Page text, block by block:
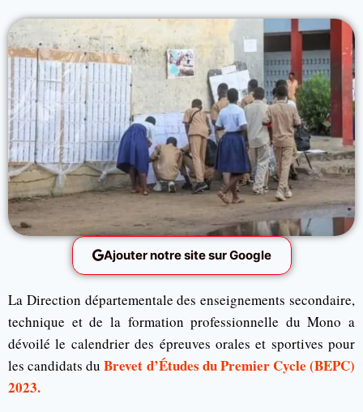
Ajouter notre site sur Google
La Direction départementale des enseignements secondaire,
technique et de la formation professionnelle du Mono a
dévoilé le calendrier des épreuves orales et sportives pour
les candidats duBrevet d’Études du Premier Cycle (BEPC)
2023.